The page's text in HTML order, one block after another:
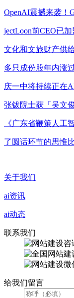
OpenAI震撼来袭！
jectLoon前CEO已
文化和文旅财产供
多只成份股年内涨
庆一中将持续正在
张钹院士获「吴文
《广东省鞭策人工
了圆话环节的思惟
关于我们
ai资讯
ai动态
联系我们
微
给我们留言